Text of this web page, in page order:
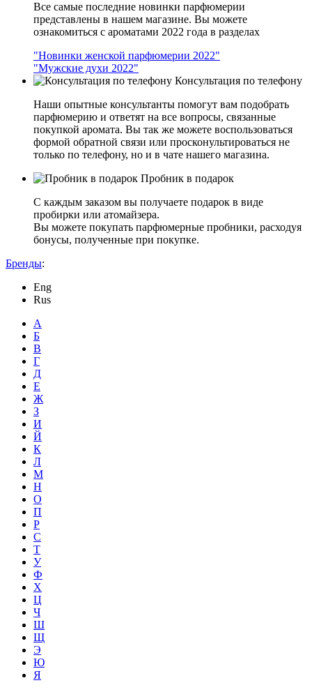
Все самые последние новинки парфюмерии
представлены в нашем магазине. Вы можете
ознакомиться с ароматами 2022 года в разделах
"Новинки женской парфюмерии 2022"
"Мужские духи 2022"
Консультация по телефону
Наши опытные консультанты помогут вам подобрать
парфюмерию и ответят на все вопросы, связанные
покупкой аромата. Вы так же можете воспользоваться
формой обратной связи или просконультироваться не
только по телефону, но и в чате нашего магазина.
Пробник в подарок
С каждым заказом вы получаете подарок в виде
пробирки или атомайзера.
Вы можете покупать парфюмерные пробники, расходуя
бонусы, полученные при покупке.
Бренды:
Eng
Rus
А
Б
В
Г
Д
Е
Ж
З
И
Й
К
Л
М
Н
О
П
Р
С
Т
У
Ф
Х
Ц
Ч
Ш
Щ
Э
Ю
Я